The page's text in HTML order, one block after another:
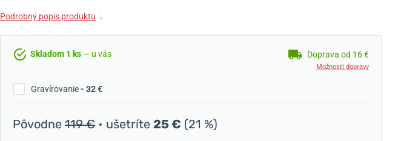
Podrobný popis produktu ↓
Skladom 1 ks — u vás Doprava od 16 €
Možnosti dopravy
Gravírovanie- 32 €
Pôvodne 119 € • ušetríte 25 € (21 %)